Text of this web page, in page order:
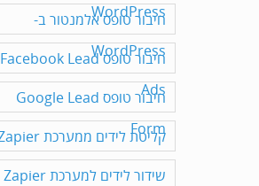
WordPress
חיבור טופס אלמנטור ב-
WordPressחיבור טופס Facebook Lead
Ads
חיבור טופס Google Lead
Form
קליטת לידים ממערכת Zapier
שידור לידים למערכת Zapier